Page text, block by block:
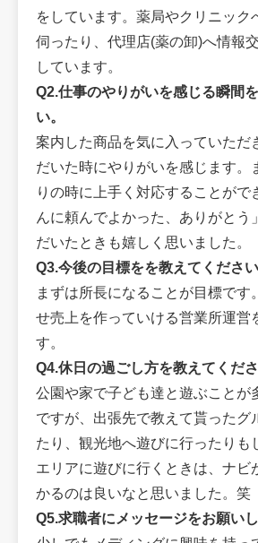
をしています。薬局やクリニック
伺ったり、代理店(薬の卸)へ情報
しています。
Q2.仕事のやりがいを感じる瞬間
い。
案内した商品を気に入っていただ
だいた時にやりがいを感じます。
りの時に上手く対応することがで
んに頼んでよかった、ありがとう
だいたときも嬉しく思いました。
Q3.今後の目標をを教えてください
まずは所長になることが目標です
せ売上を作っていける営業所運営
す。
Q4.休日の過ごし方を教えてくださ
公園や家で子ども達と遊ぶことが
ですが、出張先で教えて貰ったグ
たり、観光地へ遊びに行ったりも
エリアに遊びに行くときは、ナビ
かるのは良いなと思いました。笑
Q5.求職者にメッセージをお願いし